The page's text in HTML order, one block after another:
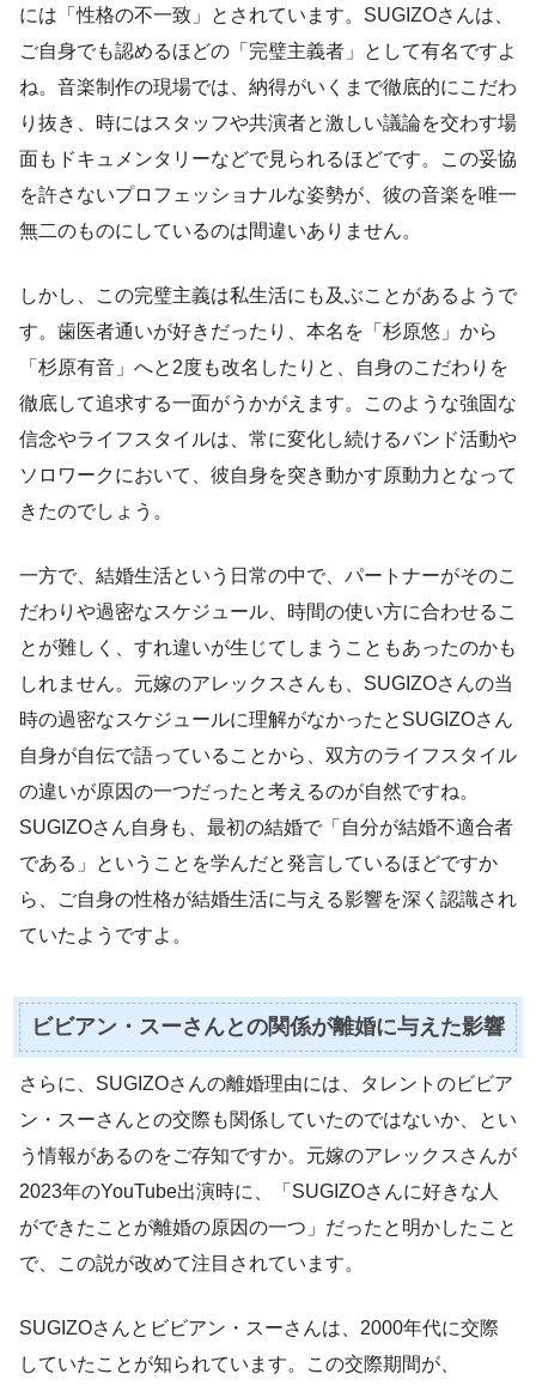
には「性格の不一致」とされています。SUGIZOさんは、
ご自身でも認めるほどの「完璧主義者」として有名ですよ
ね。音楽制作の現場では、納得がいくまで徹底的にこだわ
り抜き、時にはスタッフや共演者と激しい議論を交わす場
面もドキュメンタリーなどで見られるほどです。この妥協
を許さないプロフェッショナルな姿勢が、彼の音楽を唯一
無二のものにしているのは間違いありません。
しかし、この完璧主義は私生活にも及ぶことがあるようで
す。歯医者通いが好きだったり、本名を「杉原悠」から
「杉原有音」へと2度も改名したりと、自身のこだわりを
徹底して追求する一面がうかがえます。このような強固な
信念やライフスタイルは、常に変化し続けるバンド活動や
ソロワークにおいて、彼自身を突き動かす原動力となって
きたのでしょう。
一方で、結婚生活という日常の中で、パートナーがそのこ
だわりや過密なスケジュール、時間の使い方に合わせるこ
とが難しく、すれ違いが生じてしまうこともあったのかも
しれません。元嫁のアレックスさんも、SUGIZOさんの当
時の過密なスケジュールに理解がなかったとSUGIZOさん
自身が自伝で語っていることから、双方のライフスタイル
の違いが原因の一つだったと考えるのが自然ですね。
SUGIZOさん自身も、最初の結婚で「自分が結婚不適合者
である」ということを学んだと発言しているほどですか
ら、ご自身の性格が結婚生活に与える影響を深く認識され
ていたようですよ。
ビビアン・スーさんとの関係が離婚に与えた影響
さらに、SUGIZOさんの離婚理由には、タレントのビビア
ン・スーさんとの交際も関係していたのではないか、とい
う情報があるのをご存知ですか。元嫁のアレックスさんが
2023年のYouTube出演時に、「SUGIZOさんに好きな人
ができたことが離婚の原因の一つ」だったと明かしたこと
で、この説が改めて注目されています。
SUGIZOさんとビビアン・スーさんは、2000年代に交際
していたことが知られています。この交際期間が、